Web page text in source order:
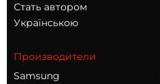
Стать автором
Українською
Производители
Samsung